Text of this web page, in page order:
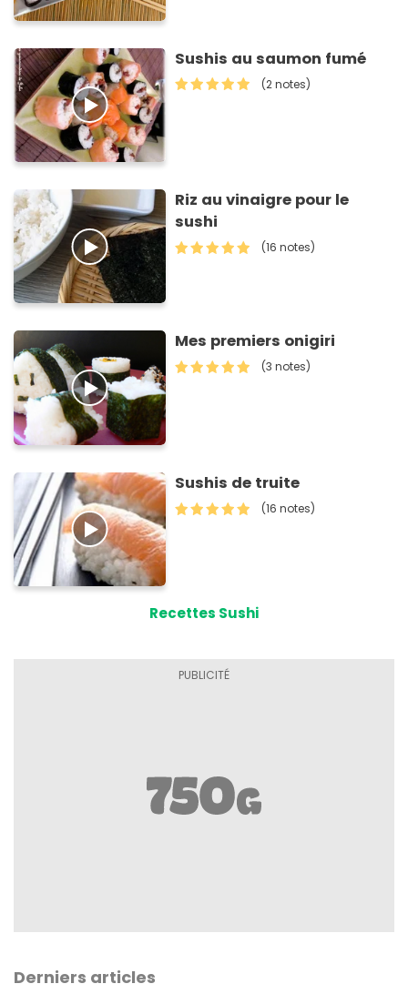
Sushis au saumon fumé
(2 notes)
Riz au vinaigre pour le
sushi
(16 notes)
Mes premiers onigiri
(3 notes)
Sushis de truite
(16 notes)
Recettes Sushi
Derniers articles